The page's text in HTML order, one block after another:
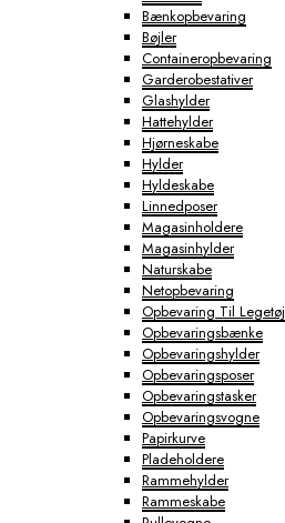
Bænkopbevaring
Bøjler
Containeropbevaring
Garderobestativer
Glashylder
Hattehylder
Hjørneskabe
Hylder
Hyldeskabe
Linnedposer
Magasinholdere
Magasinhylder
Naturskabe
Netopbevaring
Opbevaring Til Legetøj
Opbevaringsbænke
Opbevaringshylder
Opbevaringsposer
Opbevaringstasker
Opbevaringsvogne
Papirkurve
Pladeholdere
Rammehylder
Rammeskabe